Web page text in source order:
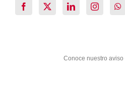
Conoce nuestro aviso